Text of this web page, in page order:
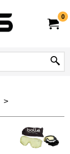
0
>